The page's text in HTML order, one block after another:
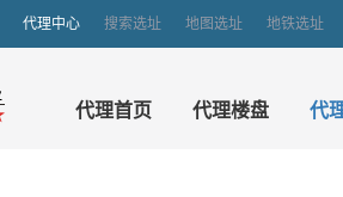
代理中心 搜索选址 地图选址 地铁选址
代理首页 代理楼盘 代